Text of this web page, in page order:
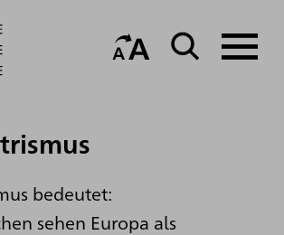
bedeutet:
sehen Europa als